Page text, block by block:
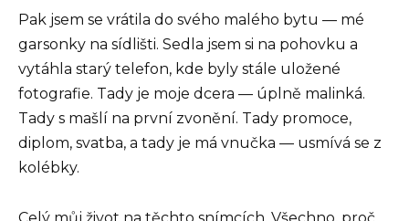
Pak jsem se vrátila do svého malého bytu — mé
garsonky na sídlišti. Sedla jsem si na pohovku a
vytáhla starý telefon, kde byly stále uložené
fotografie. Tady je moje dcera — úplně malinká.
Tady s mašlí na první zvonění. Tady promoce,
diplom, svatba, a tady je má vnučka — usmívá se z
kolébky.
Celý můj život na těchto snímcích. Všechno, proč